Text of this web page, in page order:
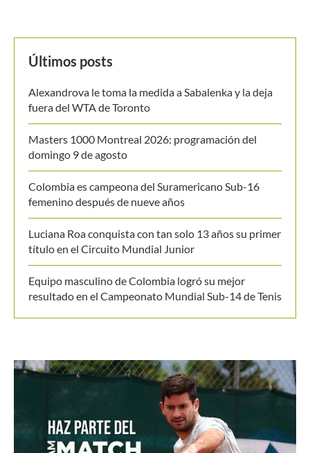
Luciana Roa conquista con tan solo 13 años su primer
título en el Circuito Mundial Junior
Equipo masculino de Colombia logró su mejor
resultado en el Campeonato Mundial Sub-14 de Tenis